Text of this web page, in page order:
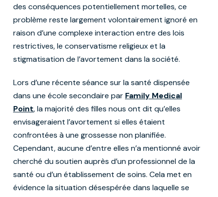
des conséquences potentiellement mortelles, ce
problème reste largement volontairement ignoré en
raison d’une complexe interaction entre des lois
restrictives, le conservatisme religieux et la
stigmatisation de l’avortement dans la société.
Lors d’une récente séance sur la santé dispensée
dans une école secondaire par Family Medical
Point, la majorité des filles nous ont dit qu’elles
envisageraient l’avortement si elles étaient
confrontées à une grossesse non planifiée.
Cependant, aucune d’entre elles n’a mentionné avoir
cherché du soutien auprès d’un professionnel de la
santé ou d’un établissement de soins. Cela met en
évidence la situation désespérée dans laquelle se